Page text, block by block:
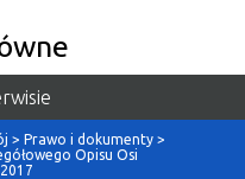
> Prawo i dokumenty >
Opisu Osi